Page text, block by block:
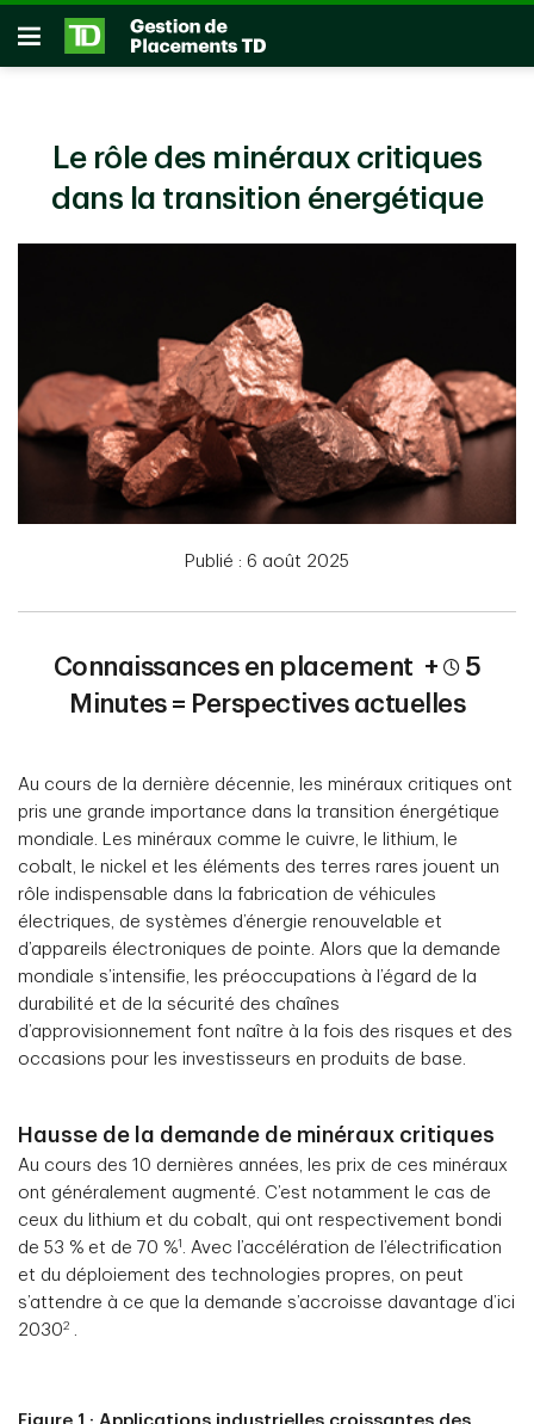
Passer au contenu principal
Ouvrir
Le rôle des minéraux critiques
dans la transition énergétique
Publié : 6 août 2025
Connaissances en placement +
5
Minutes = Perspectives actuelles
Au cours de la dernière décennie, les minéraux critiques ont
pris une grande importance dans la transition énergétique
mondiale. Les minéraux comme le cuivre, le lithium, le
cobalt, le nickel et les éléments des terres rares jouent un
rôle indispensable dans la fabrication de véhicules
électriques, de systèmes d’énergie renouvelable et
d’appareils électroniques de pointe. Alors que la demande
mondiale s’intensifie, les préoccupations à l’égard de la
durabilité et de la sécurité des chaînes
d’approvisionnement font naître à la fois des risques et des
occasions pour les investisseurs en produits de base.
Hausse de la demande de minéraux critiques
Au cours des 10 dernières années, les prix de ces minéraux
ont généralement augmenté. C’est notamment le cas de
ceux du lithium et du cobalt, qui ont respectivement bondi
de 53 % et de 70 %1 . Avec l’accélération de l’électrification
et du déploiement des technologies propres, on peut
s’attendre à ce que la demande s’accroisse davantage d’ici
20302 .